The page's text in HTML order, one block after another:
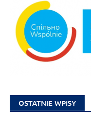
OSTATNIE WPISY